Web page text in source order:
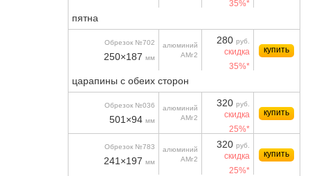
35%*
пятна
Обрезок №702
250×187 мм
алюминий
АМг2
280 руб.
скидка
35%*
купить
царапины с обеих сторон
Обрезок №036
501×94 мм
алюминий
АМг2
320 руб.
скидка
25%*
купить
Обрезок №783
241×197 мм
алюминий
АМг2
320 руб.
скидка
25%*
купить